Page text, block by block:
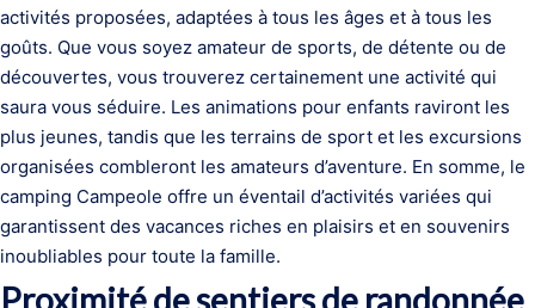
activités proposées, adaptées à tous les âges et à tous les
goûts. Que vous soyez amateur de sports, de détente ou de
découvertes, vous trouverez certainement une activité qui
saura vous séduire. Les animations pour enfants raviront les
plus jeunes, tandis que les terrains de sport et les excursions
organisées combleront les amateurs d’aventure. En somme, le
camping Campeole offre un éventail d’activités variées qui
garantissent des vacances riches en plaisirs et en souvenirs
inoubliables pour toute la famille.
Proximité de sentiers de randonnée